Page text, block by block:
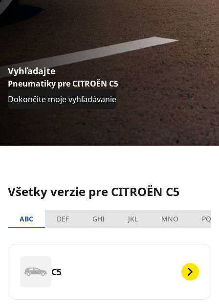
Vyhľadajte
Pneumatiky pre CITROËN C5
Dokončite moje vyhľadávanie
Všetky verzie pre CITROËN C5
ABC DEF GHI JKL MNO PQRS
C5